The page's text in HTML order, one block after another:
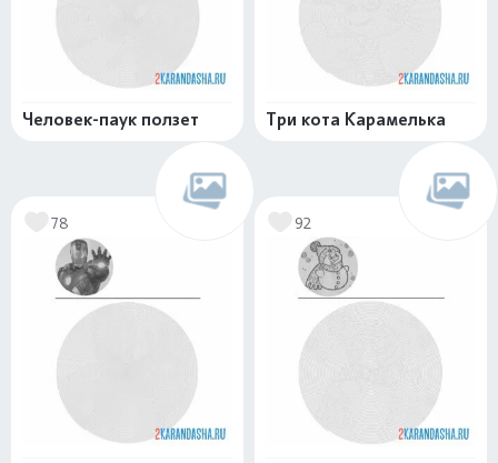
Человек-паук ползет Три кота Карамелька
78 92